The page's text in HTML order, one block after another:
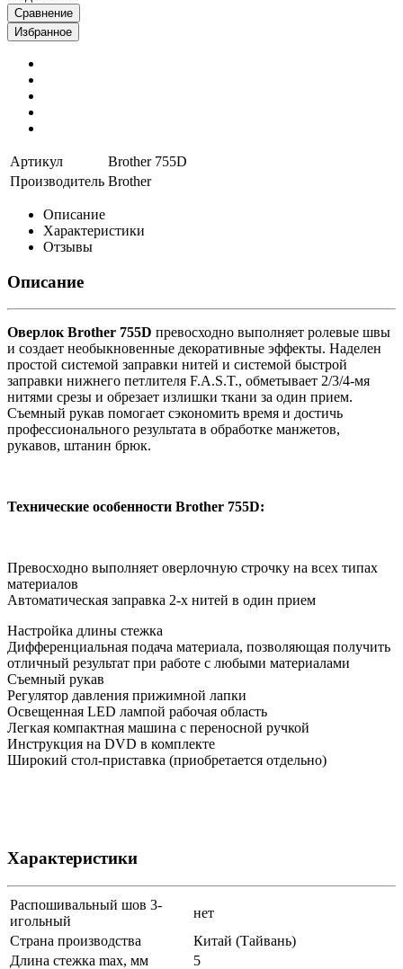
Сравнение
Избранное
Артикул
Brother 755D
Производитель Brother
Описание
Характеристики
Отзывы
Описание
Оверлок Brother 755D превосходно выполняет ролевые швы
и создает необыкновенные декоративные эффекты. Наделен
простой системой заправки нитей и системой быстрой
заправки нижнего петлителя F.A.S.T., обметывает 2/3/4-мя
нитями срезы и обрезает излишки ткани за один прием.
Съемный рукав помогает сэкономить время и достичь
профессионального результата в обработке манжетов,
рукавов, штанин брюк.
Технические особенности Brother 755D:
Превосходно выполняет оверлочную строчку на всех типах
материалов
Автоматическая заправка 2-х нитей в один прием
Настройка длины стежка
Дифференциальная подача материала, позволяющая получить
отличный результат при работе с любыми материалами
Съемный рукав
Регулятор давления прижимной лапки
Освещенная LED лампой рабочая область
Легкая компактная машина с переносной ручкой
Инструкция на DVD в комплекте
Широкий стол-приставка (приобретается отдельно)
Характеристики
Распошивальный шов 3-
игольный
нет
Страна производства
Китай (Тайвань)
Длина стежка max, мм
5